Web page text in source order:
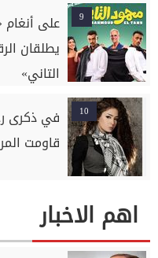
9
على أنغام
يطلقان
التاني»
10
في ذكرى
قاومت
اهم الاخبار